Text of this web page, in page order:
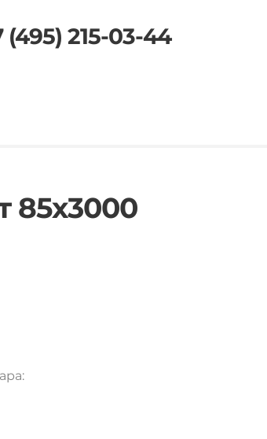
(495) 215-03-44
85х3000